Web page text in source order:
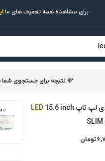
برای مشاهده همه تخفیف های ما
92 نتیجه برای جستجوی شما پیدا شد.
لپ تاپ LED15.6 inch
SLIM
مانیتور لپ تاپ شارژر لپ